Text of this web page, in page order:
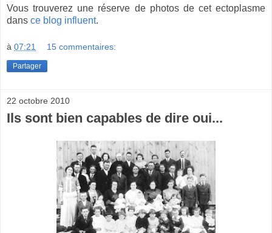
Vous trouverez une réserve de photos de cet ectoplasme
dans ce blog influent.
à 07:21 15 commentaires:
Partager
22 octobre 2010
Ils sont bien capables de dire oui...